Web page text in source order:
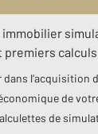
immobilier
premiers calculs
dans l’acquisition
de
de